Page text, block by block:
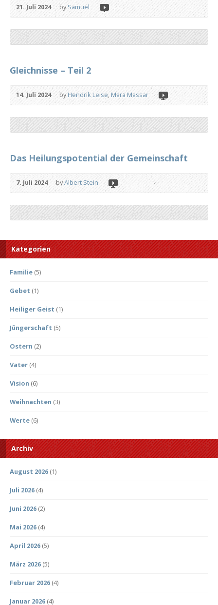
21. Juli 2024 bySamuel
Gleichnisse – Teil 2
14. Juli 2024 byHendrik Leise,Mara Massar
Das Heilungspotential der Gemeinschaft
7. Juli 2024 byAlbert Stein
Kategorien
Familie (5)
Gebet (1)
Heiliger Geist (1)
Jüngerschaft (5)
Ostern (2)
Vater (4)
Vision (6)
Weihnachten (3)
Werte (6)
Archiv
August 2026 (1)
Juli 2026 (4)
Juni 2026 (2)
Mai 2026 (4)
April 2026 (5)
März 2026 (5)
Februar 2026 (4)
Januar 2026 (4)